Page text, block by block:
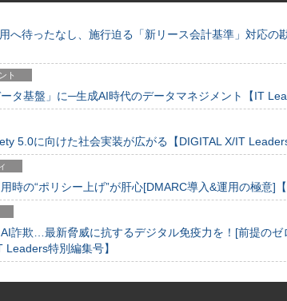
へ待ったなし、施行迫る「新リース会計基準」対応の
ト
タ基盤」に─生成AI時代のデータマネジメント【IT
5.0に向けた社会実装が広がる【DIGITAL X/IT
時の“ポリシー上げ”が肝心[DMARC導入&運用の極意]
詐欺…最新脅威に抗するデジタル免疫力を！[前提の
特別編集号】